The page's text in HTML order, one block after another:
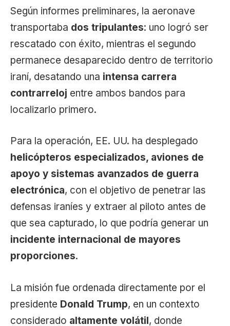
Según informes preliminares, la aeronave
transportaba dos tripulantes: uno logró ser
rescatado con éxito, mientras el segundo
permanece desaparecido dentro de territorio
iraní, desatando una intensa carrera
contrarreloj entre ambos bandos para
localizarlo primero.
Para la operación, EE. UU. ha desplegado
helicópteros especializados, aviones de
apoyo y sistemas avanzados de guerra
electrónica, con el objetivo de penetrar las
defensas iraníes y extraer al piloto antes de
que sea capturado, lo que podría generar un
incidente internacional de mayores
proporciones.
La misión fue ordenada directamente por el
presidente Donald Trump, en un contexto
considerado altamente volátil, donde